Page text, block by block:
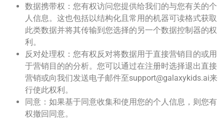
数据携带权：您有权访问您提供给我们的与您有关的个
人信息。这也包括以结构化且常用的机器可读格式获取
此类数据并将其传输到您选择的另一个数据控制器的权
利。
反对处理权：您有权反对将数据用于直接营销目的或用
于营销目的的分析。您可以通过在注册时选择退出直接
营销或向我们发送电子邮件至support@galaxykids.ai来
行使此权利。
同意：如果基于同意收集和使用您的个人信息，则您有
权撤回同意。